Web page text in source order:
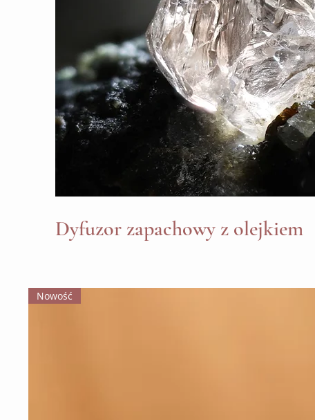
Dyfuzor zapachowy z olejkiem
Nowość